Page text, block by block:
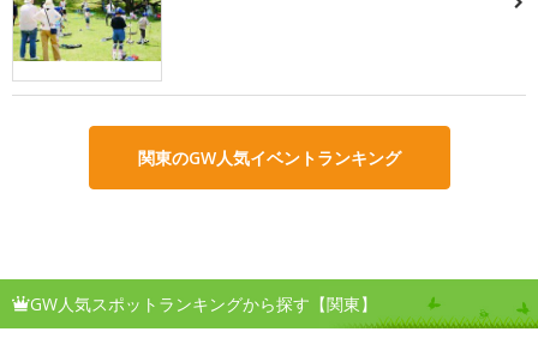
関東のGW人気イベントランキング
GW人気スポットランキングから探す【関東】